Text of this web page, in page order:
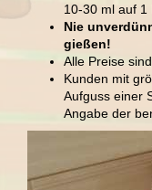
10-30 ml auf 1
Nie
gießen!
Alle Preise sind
Kunden mit
Aufguss einer
Angabe der